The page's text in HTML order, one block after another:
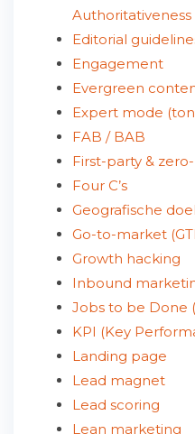
Authoritativeness
Editorial
Engagement
Evergreen
Expert mode
FAB / BAB
First-party &
Four C’s
Geografische
Go-to-market
Growth hacking
Inbound
Jobs to be Done
KPI (Key
Landing page
Lead magnet
Lead scoring
Lean marketing